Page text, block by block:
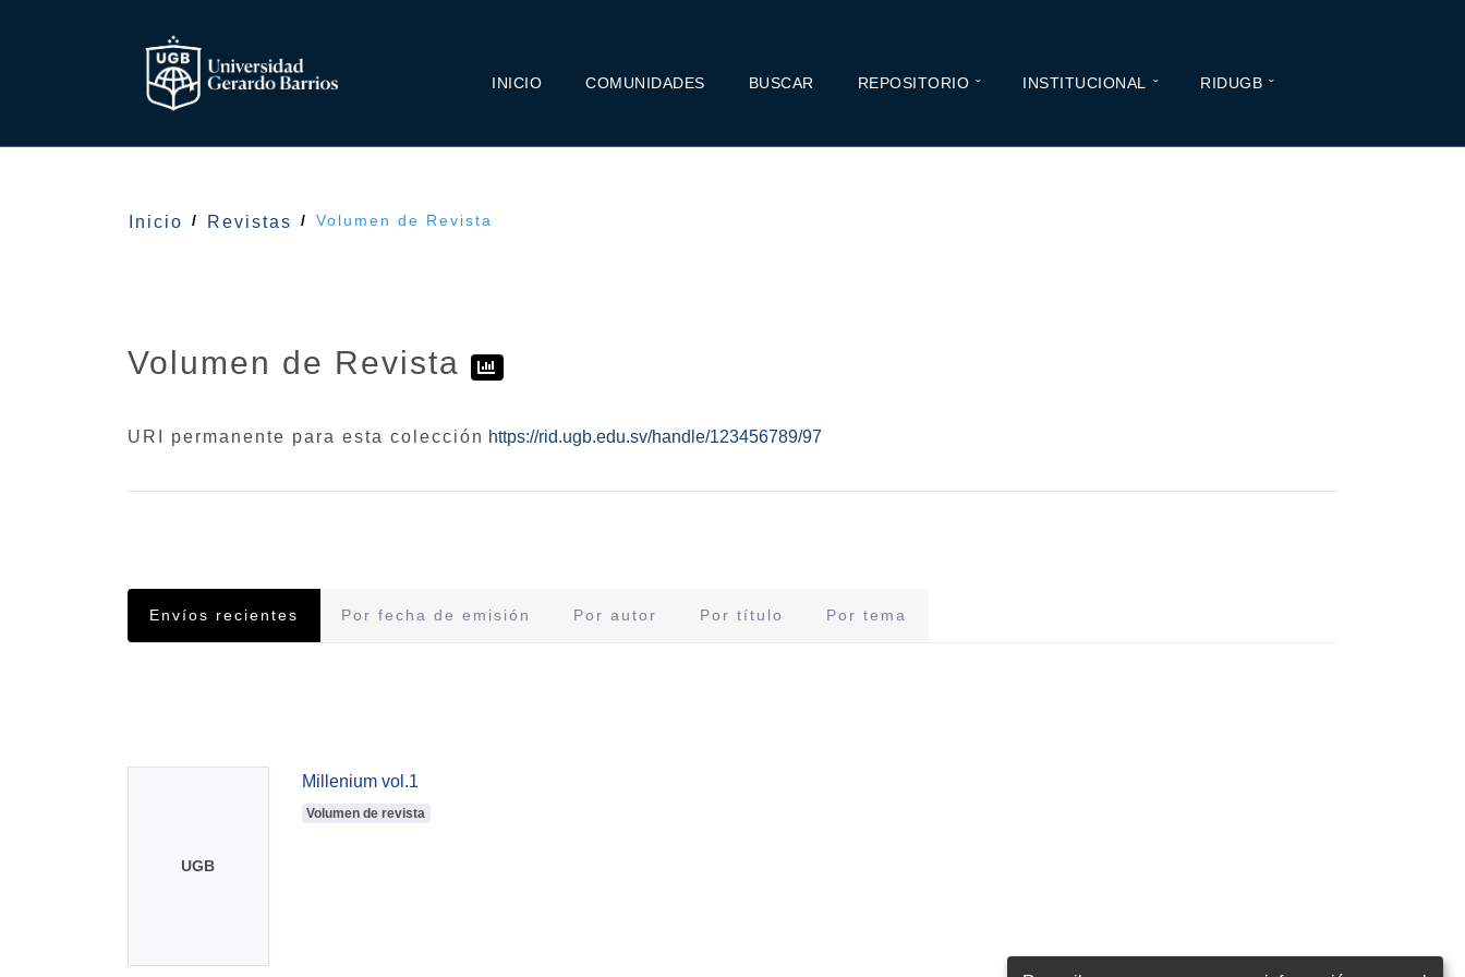
INICIO COMUNIDADES BUSCAR REPOSITORIO INSTITUCIONAL RIDUGB
Inicio Revistas Volumen de Revista
Volumen de Revista
URI permanente para esta colección https://rid.ugb.edu.sv/handle/123456789/97
Envíos recientes Por fecha de emisión Por autor Por título Por tema
UGB
Millenium vol.1
Volumen de revista